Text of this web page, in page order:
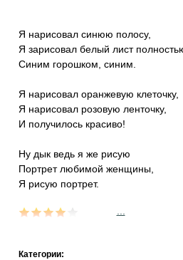
Я нарисовал синюю полосу,
Я зарисовал белый лист
Синим горошком, синим.
Я нарисовал оранжевую клеточку,
Я нарисовал розовую ленточку,
И получилось красиво!
Ну дык ведь я же рисую
Портрет любимой женщины,
Я рисую портрет.
Категории: